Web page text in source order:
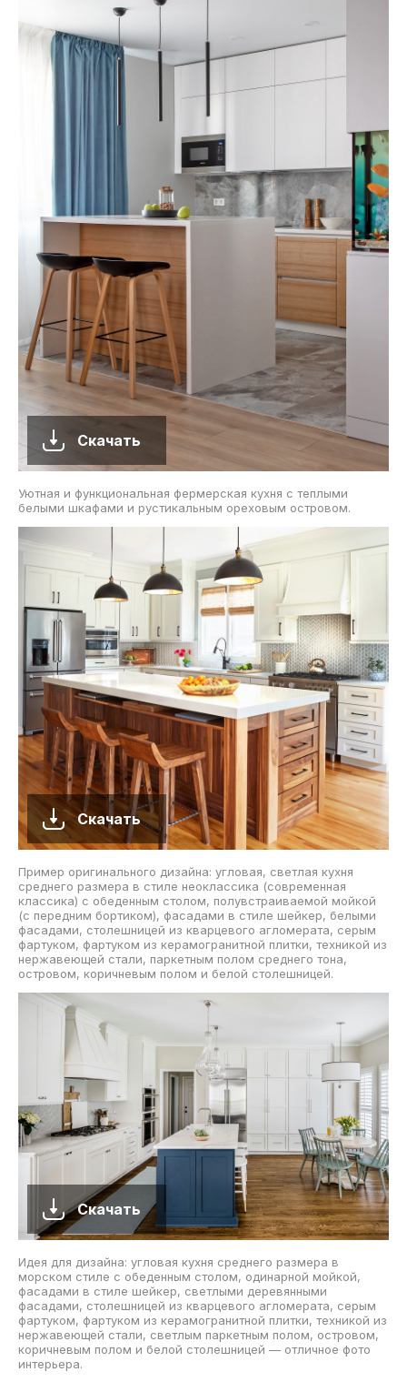
Скачать
Уютная и функциональная фермерская кухня с теплыми
белыми шкафами и рустикальным ореховым островом.
Скачать
Пример оригинального дизайна: угловая, светлая кухня
среднего размера в стиле неоклассика (современная
классика) с обеденным столом, полувстраиваемой мойкой
(с передним бортиком), фасадами в стиле шейкер, белыми
фасадами, столешницей из кварцевого агломерата, серым
фартуком, фартуком из керамогранитной плитки, техникой из
нержавеющей стали, паркетным полом среднего тона,
островом, коричневым полом и белой столешницей.
Скачать
Идея для дизайна: угловая кухня среднего размера в
морском стиле с обеденным столом, одинарной мойкой,
фасадами в стиле шейкер, светлыми деревянными
фасадами, столешницей из кварцевого агломерата, серым
фартуком, фартуком из керамогранитной плитки, техникой из
нержавеющей стали, светлым паркетным полом, островом,
коричневым полом и белой столешницей — отличное фото
интерьера.